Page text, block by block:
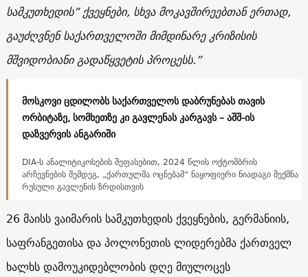
სამკუთხედის” ქვეყნები, სხვა მოკავშირეებთან ერთად,
გაუძღვნენ საქართველოში მიმდინარე კრიზისის
მშვიდობიანი გადაწყვეტის პროცესს.”
მოსკოვი ცდილობს საქართველოს დაბრუნებას თავის
ორბიტაზე, სომხეთზე კი გავლენას კარგავს – აშშ-ის
დაზვერვის ანგარიში
DIA-ს ანალიტიკოსების შეფასებით, 2024 წლის ოქტომბრის
არჩევნების შემდეგ, „ქართულმა ოცნებამ“ ნაყოფიერი ნიადაგი შექმნა
რუსული გავლენის ზრდისთვის
26 მაისს ვაიმარის სამკუთხედის ქვეყნების, გერმანიის,
საფრანგეთისა და პოლონეთის ლიდერებმა ქართველ
ხალხს დამოუკიდებლობის დღე მიულოცეს